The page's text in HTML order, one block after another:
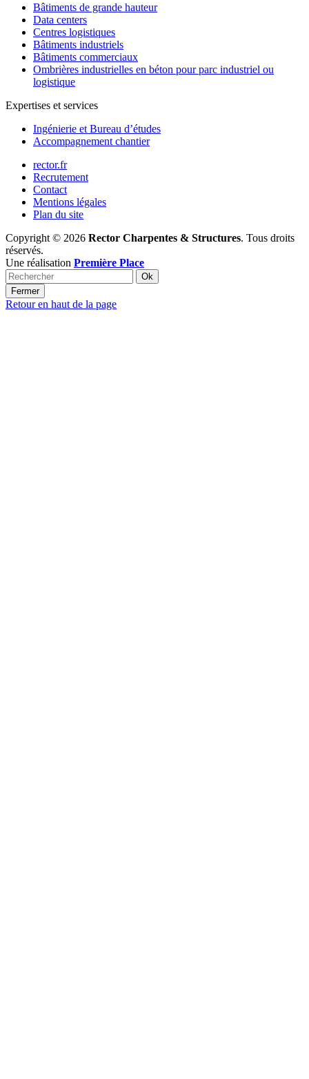
Bâtiments de grande hauteur
Data centers
Centres logistiques
Bâtiments industriels
Bâtiments commerciaux
Ombrières industrielles en béton pour parc industriel ou
logistique
Expertises et services
Ingénierie et Bureau d’études
Accompagnement chantier
rector.fr
Recrutement
Contact
Mentions légales
Plan du site
Copyright © 2026 Rector Charpentes & Structures. Tous droits
réservés.
Une réalisation Première Place
Ok
Fermer
Retour en haut de la page